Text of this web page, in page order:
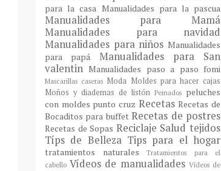
para la casa Manualidades para la pascua
Manualidades para Mamá
Manualidades para navidad
Manualidades para niños Manualidades
para papá Manualidades para San
valentinManualidades paso a paso fomi
Mascarillas caseras Moda Moldes para hacer cajas
Moños y diademas de listónPeinados peluches
con moldes punto cruz RecetasRecetas de
Bocaditos para buffetRecetas de postres
Recetas de Sopas Reciclaje Saludtejidos
Típs de Belleza Tips para el hogar
tratamientos naturales
Tratamientos para el
cabello Vídeos de manualidades Vídeos de